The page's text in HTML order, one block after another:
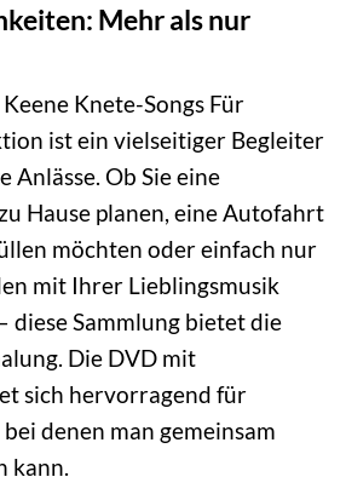
Mehr als nur
Knete-Songs Für
ist ein vielseitiger Begleiter
Anlässe. Ob Sie eine
Hause planen, eine Autofahrt
möchten oder einfach nur
mit Ihrer Lieblingsmusik
diese Sammlung bietet die
Die DVD mit
sich hervorragend für
denen man gemeinsam
kann.